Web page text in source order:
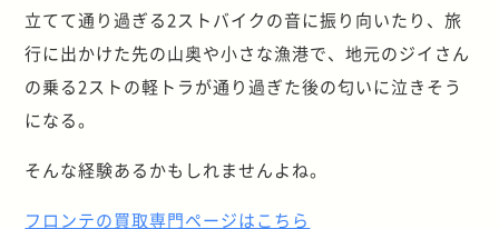
立てて通り過ぎる2ストバイクの音に振り向いたり、旅
行に出かけた先の山奥や小さな漁港で、地元のジイさん
の乗る2ストの軽トラが通り過ぎた後の匂いに泣きそう
になる。
そんな経験あるかもしれませんよね。
フロンテの買取専門ページはこちら